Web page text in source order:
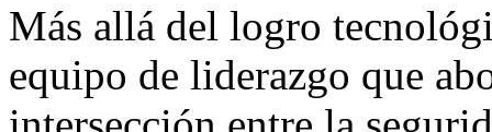
Más allá del logro
equipo de liderazgo que